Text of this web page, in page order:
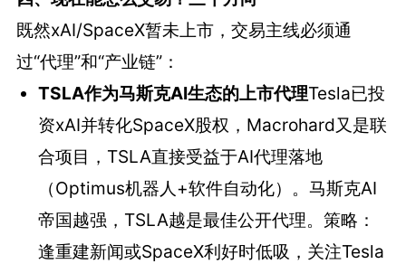
既然xAI/SpaceX暂未上市，交易主线必须通
过“代理”和“产业链”：
TSLA作为马斯克AI生态的上市代理Tesla已投
资xAI并转化SpaceX股权，Macrohard又是联
合项目，TSLA直接受益于AI代理落地
（Optimus机器人+软件自动化）。马斯克AI
帝国越强，TSLA越是最佳公开代理。策略：
逢重建新闻或SpaceX利好时低吸，关注Tesla